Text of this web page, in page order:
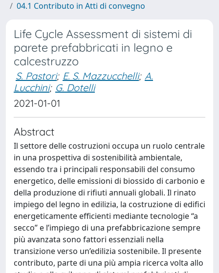
04.1 Contributo in Atti di convegno
Life Cycle Assessment di sistemi di
parete prefabbricati in legno e
calcestruzzo
S. Pastori; E. S. Mazzucchelli; A.
Lucchini; G. Dotelli
2021-01-01
Abstract
Il settore delle costruzioni occupa un ruolo centrale
in una prospettiva di sostenibilità ambientale,
essendo tra i principali responsabili del consumo
energetico, delle emissioni di biossido di carbonio e
della produzione di rifiuti annuali globali. Il rinato
impiego del legno in edilizia, la costruzione di edifici
energeticamente efficienti mediante tecnologie “a
secco” e l’impiego di una prefabbricazione sempre
più avanzata sono fattori essenziali nella
transizione verso un’edilizia sostenibile. Il presente
contributo, parte di una più ampia ricerca volta allo